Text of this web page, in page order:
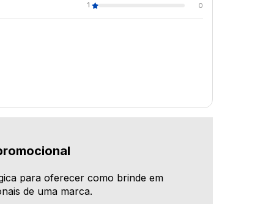
1
0
para oferecer como brinde em
de uma marca.